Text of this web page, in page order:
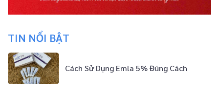
TIN NỔI BẬT
Cách Sử Dụng Emla 5% Đúng Cách